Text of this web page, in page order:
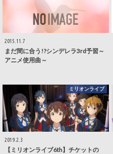
2015.11.7
まだ間に合う!?シンデレラ3rd予習～
アニメ使用曲～
ミリオンライブ
2019.2.3
【ミリオンライブ6th】チケットの